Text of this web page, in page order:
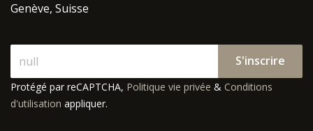
Genève, Suisse
S'inscrire
Protégé par reCAPTCHA, Politique vie privée & Conditions
d'utilisation appliquer.